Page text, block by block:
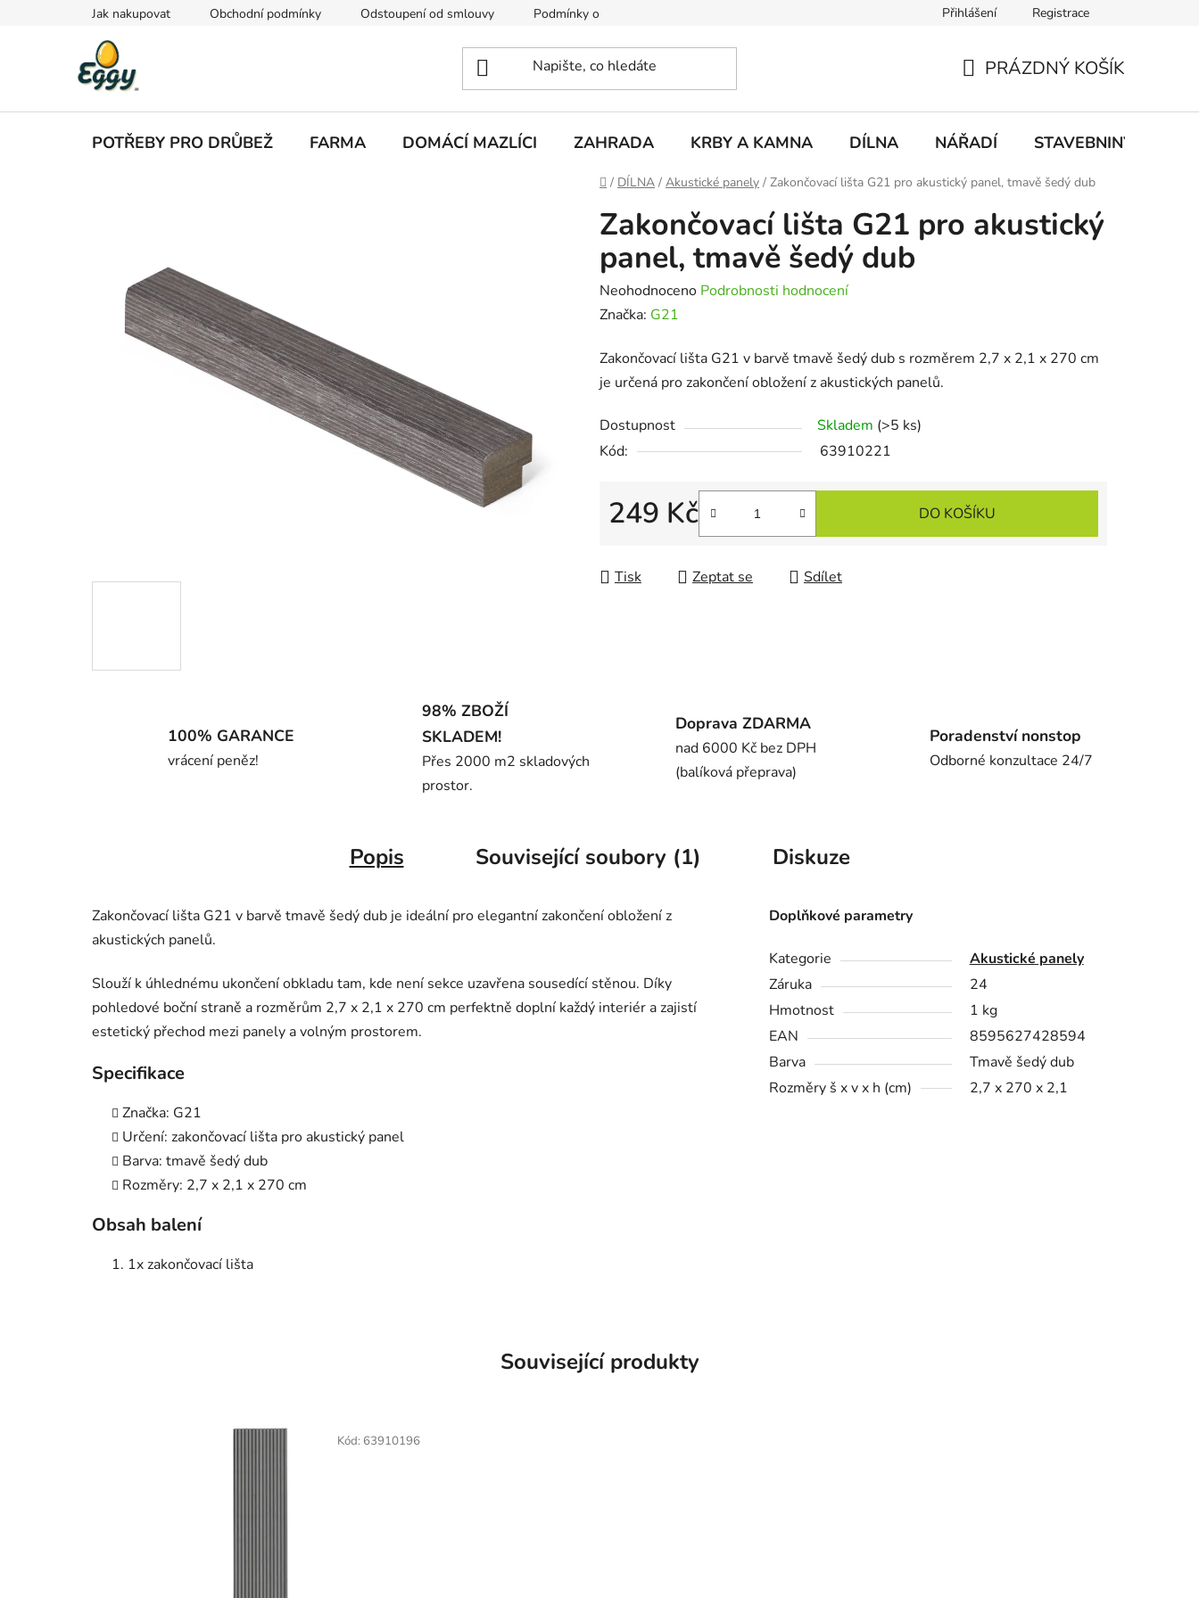
Jak nakupovat Obchodní podmínky Odstoupení od smlouvy Podmínky ochrany osobních údajů Doprava a platbaPřihlášení Registrace
KOŠÍK
PRÁZDNÝ KOŠÍK
POTŘEBY PRO DRŮBEŽ FARMA DOMÁCÍ MAZLÍCI ZAHRADA KRBY A KAMNA DÍLNA NÁŘADÍ STAVEBNINY
Domů
/ DÍLNA / Akustické panely / Zakončovací lišta G21 pro akustický panel, tmavě šedý dub
Zakončovací lišta G21 pro akustický
panel, tmavě šedý dub
Průměrné
hodnocení
je
0,0
5
hvězdiček.
Neohodnoceno Podrobnosti hodnocení
Značka: G21
Zakončovací lišta G21 v barvě tmavě šedý dub s rozměrem 2,7 x 2,1 x 270 cm
je určená pro zakončení obložení z akustických panelů.
Dostupnost Skladem (>5 ks)
Kód:
63910221
249 Kč DO KOŠÍKU
Tisk Zeptat se Sdílet
100% GARANCE
vrácení peněz!
98% ZBOŽÍ
SKLADEM!
Přes 2000 m2 skladových
prostor.
Doprava ZDARMA
nad 6000 Kč bez DPH
(balíková přeprava)
Poradenství nonstop
Odborné konzultace 24/7
Popis Související soubory (1) Diskuze
Zakončovací lišta G21 v barvě tmavě šedý dub je ideální pro elegantní zakončení obložení z
akustických panelů.
Slouží k úhlednému ukončení obkladu tam, kde není sekce uzavřena sousedící stěnou. Díky
pohledové boční straně a rozměrům 2,7 x 2,1 x 270 cm perfektně doplní každý interiér a zajistí
estetický přechod mezi panely a volným prostorem.
Specifikace
Značka: G21
Určení: zakončovací lišta pro akustický panel
Barva: tmavě šedý dub
Rozměry: 2,7 x 2,1 x 270 cm
Obsah balení
1x zakončovací lišta
Doplňkové parametry
Kategorie
Akustické panely
Záruka
24
Hmotnost
1 kg
EAN
8595627428594
Barva
Tmavě šedý dub
Rozměry š x v x h (cm)
2,7 x 270 x 2,1
Související produkty
Kód: 63910196